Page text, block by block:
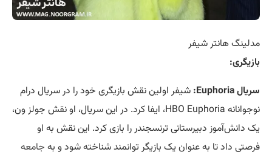
مدلینگ هانتر شیفر
بازیگری:
سریال Euphoria:
شیفر اولین نقش بازیگری خود را در سریال درام
نوجوانانه HBO Euphoria، ایفا کرد. در این سریال، او نقش جولز ون،
یک دانش‌آموز دبیرستانی ترنسجندر را بازی کرد. این نقش به او
فرصتی داد تا به عنوان یک بازیگر توانمند شناخته شود و به جامعه